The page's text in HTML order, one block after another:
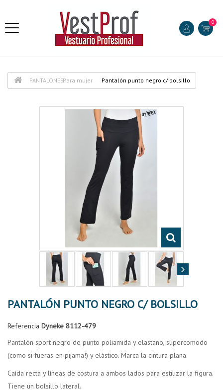
0
PANTALONESPara mujer Pantalón punto negro c/ bolsillo
PANTALÓN PUNTO NEGRO C/ BOLSILLO
Referencia Dyneke 8112-479
Pantalón sport negro de punto poliamida y elastano, supercomodo
(como si fueras en pijama!) y elástico. Marca la cintura plana.
Caída recta y líneas de costura a ambos lados para estilizar la figura.
Tiene un bolsillo lateral.